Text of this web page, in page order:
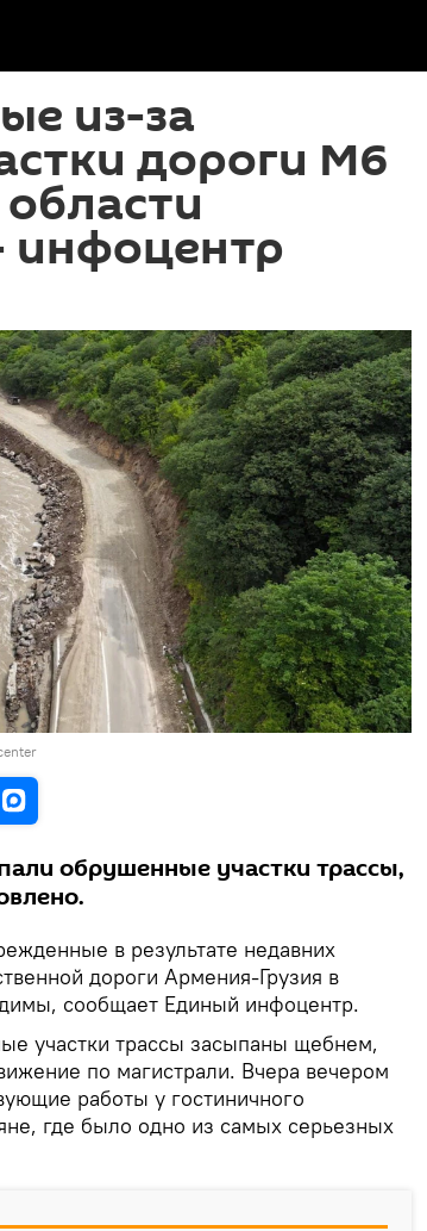
из-за
дороги M6
обрушенные участки трассы,
в результате недавних
дороги Армения-Грузия в
сообщает Единый инфоцентр.
участки трассы засыпаны щебнем,
по магистрали. Вчера вечером
работы у гостиничного
где было одно из самых серьезных